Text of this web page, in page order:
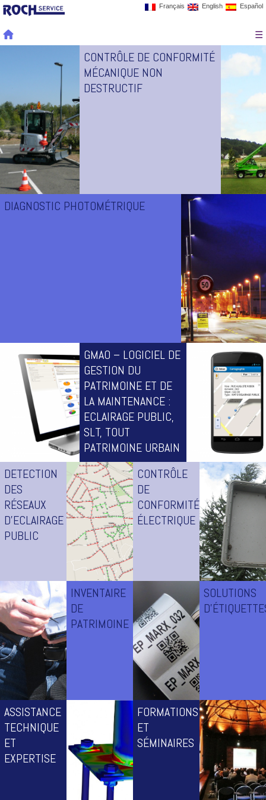
Français English Español
☰
CONTRÔLE DE CONFORMITÉ
MÉCANIQUE NON
DESTRUCTIF
Contrôle de conformité mécanique et de la
tenue au vent des ouvrages d’éclairage
ROCH Service est accréditée COFRAC ISO 17020 en tant qu'organisme
d'inspection pour le contrôle mécanique des ouvrages type EP, sportifs, SLT
DIAGNOSTIC PHOTOMÉTRIQUE
Diagnostic photométrique d’éclairement et de luminance
des installations d’éclairage public
GMAO – LOGICIEL DE
GESTION DU
PATRIMOINE ET DE
LA MAINTENANCE :
ECLAIRAGE PUBLIC,
SLT, TOUT
PATRIMOINE URBAIN
Saga : logiciel de gestion et de
maintenance de l’éclairage
public et de la voirie
DETECTION
DES
RÉSEAUX
D’ECLAIRAGE
PUBLIC
Détection des
réseaux d’Eclairage
Public
CONTRÔLE
DE
CONFORMITÉ
ÉLECTRIQUE
Contrôle de
conformité
électrique des
ouvrages
d’Eclairage Public
INVENTAIRE
DE
PATRIMOINE
d’éclairage public
et de mobilier
urbain
SOLUTIONS
Solutions
d’étiquettes et de
marquage pour
l'éclairage public
ASSISTANCE
TECHNIQUE
ET
EXPERTISE
FORMATIONS
ET
SÉMINAIRES